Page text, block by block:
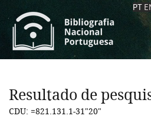
PT
Resultado de
CDU: =821.131.1-31"20"